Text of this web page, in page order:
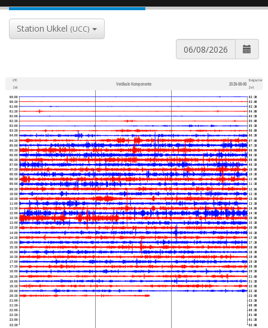
Station Ukkel (UCC)
UTC
Zeit
Vertikale Komponente 2026-08-06
Belgischer
Zeit
00:00
00:30
01:00
01:30
02:00
02:30
03:00
03:30
04:00
04:30
05:00
05:30
06:00
06:30
07:00
07:30
08:00
08:30
09:00
09:30
10:00
10:30
11:00
11:30
12:00
12:30
13:00
13:30
14:00
14:30
15:00
15:30
16:00
16:30
17:00
17:30
18:00
18:30
19:00
19:30
20:00
20:30
21:00
21:30
22:00
22:30
23:00
23:30
02:30
03:00
03:30
04:00
04:30
05:00
05:30
06:00
06:30
07:00
07:30
08:00
08:30
09:00
09:30
10:00
10:30
11:00
11:30
12:00
12:30
13:00
13:30
14:00
14:30
15:00
15:30
16:00
16:30
17:00
17:30
18:00
18:30
19:00
19:30
20:00
20:30
21:00
21:30
22:00
22:30
23:00
23:30
00:00
00:30
01:00
01:30
02:00